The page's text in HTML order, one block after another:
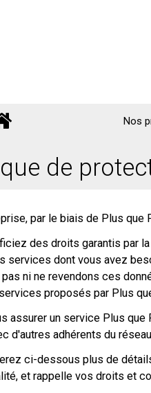
Nos
de
par le biais de Plus que
des droits garantis par
services dont vous avez
ni ne revendons ces
proposés par Plus
assurer un service Plus que
d'autres adhérents du
ci-dessous plus de
et rappelle vos droits et